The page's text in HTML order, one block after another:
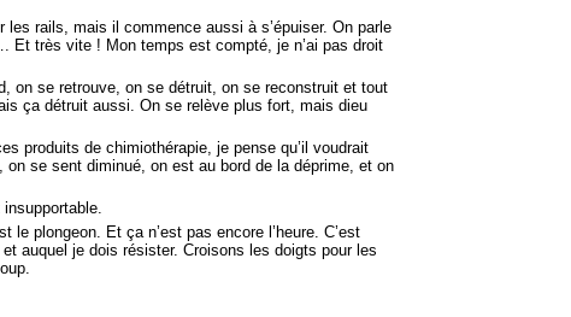
rails, mais il commence aussi à s’épuiser. On parle
très vite ! Mon temps est compté, je n’ai pas droit
on se retrouve, on se détruit, on se reconstruit et tout
ça détruit aussi. On se relève plus fort, mais dieu
produits de chimiothérapie, je pense qu’il voudrait
on se sent diminué, on est au bord de la déprime, et on
le plongeon. Et ça n’est pas encore l’heure. C’est
auquel je dois résister. Croisons les doigts pour les